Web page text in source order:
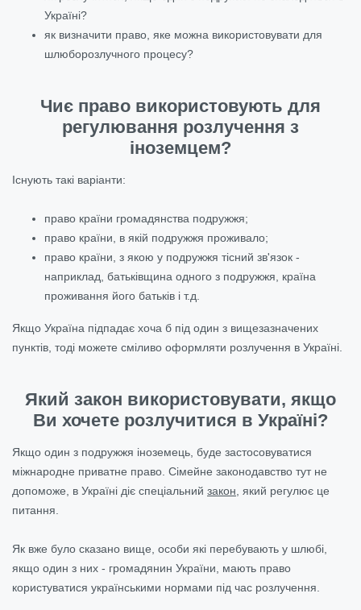
Україні?
як визначити право, яке можна використовувати для
шлюборозлучного процесу?
Чиє право використовують для
регулювання розлучення з
іноземцем?
Існують такі варіанти:
право країни громадянства подружжя;
право країни, в якій подружжя проживало;
право країни, з якою у подружжя тісний зв'язок -
наприклад, батьківщина одного з подружжя, країна
проживання його батьків і т.д.
Якщо Україна підпадає хоча б під один з вищезазначених
пунктів, тоді можете сміливо оформляти розлучення в Україні.
Який закон використовувати, якщо
Ви хочете розлучитися в Україні?
Якщо один з подружжя іноземець, буде застосовуватися
міжнародне приватне право. Сімейне законодавство тут не
допоможе, в Україні діє спеціальний закон , який регулює це
питання.
Як вже було сказано вище, особи які перебувають у шлюбі,
якщо один з них - громадянин України, мають право
користуватися українськими нормами під час розлучення.